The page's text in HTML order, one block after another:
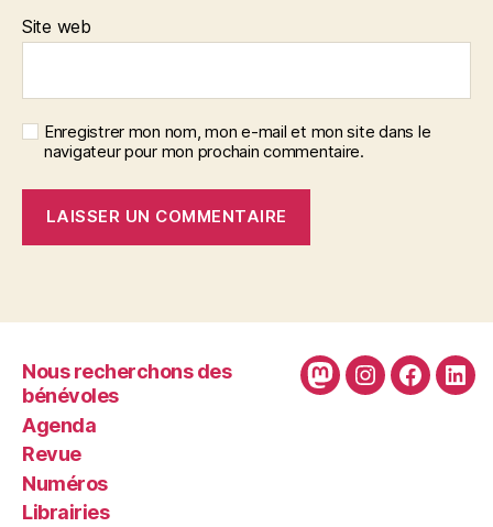
Site web
Enregistrer mon nom, mon e-mail et mon site dans le
navigateur pour mon prochain commentaire.
Nous recherchons des
bénévoles
Agenda
Revue
Numéros
Librairies
MastodonInstagram